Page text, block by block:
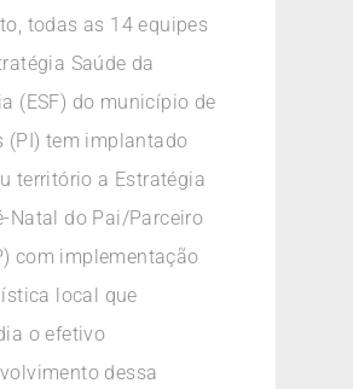
todas as 14 equipes
Saúde da
(ESF) do município de
(PI) tem implantado
território a Estratégia
Natal do Pai/Parceiro
com implementação
local que
o efetivo
dessa